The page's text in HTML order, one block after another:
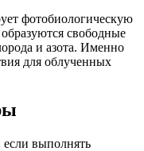
фотобиологическую
свободные
и азота. Именно
для облученных
выполнять